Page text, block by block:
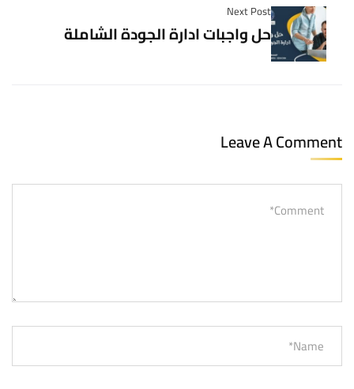
Next Post
حل واجبات ادارة الجودة الشاملة
Leave A Comment